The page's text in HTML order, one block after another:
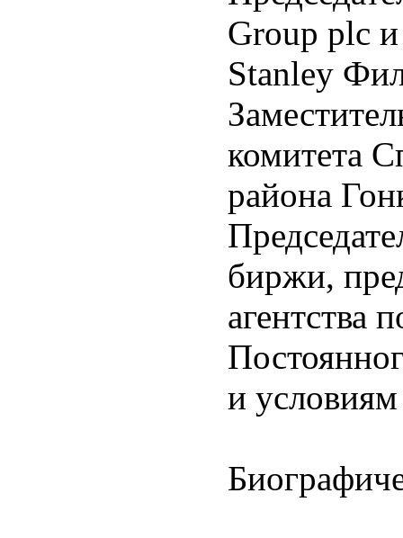
Group plc
Stanley
комитета
района
биржи,
агентства
и